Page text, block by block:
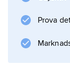
riter.
I den
bruket efter
Prova